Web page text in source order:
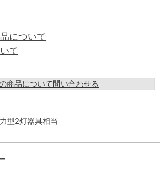
について
て
商品について問い合わせる
型2灯器具相当